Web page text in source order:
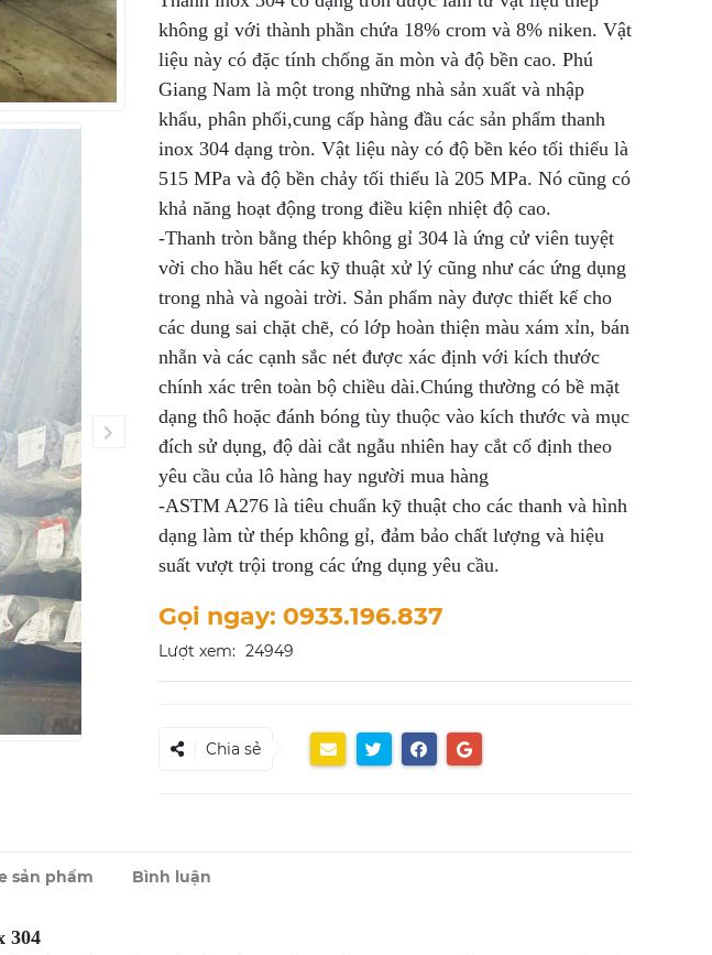
không gỉ với thành phần chứa 18% crom và 8% niken. Vật
liệu này có đặc tính chống ăn mòn và độ bền cao. Phú
Giang Nam là một trong những nhà sản xuất và nhập
khẩu, phân phối,cung cấp hàng đầu các sản phẩm thanh
inox 304 dạng tròn. Vật liệu này có độ bền kéo tối thiểu là
515 MPa và độ bền chảy tối thiểu là 205 MPa. Nó cũng có
khả năng hoạt động trong điều kiện nhiệt độ cao.
-Thanh tròn bằng thép không gỉ 304 là ứng cử viên tuyệt
vời cho hầu hết các kỹ thuật xử lý cũng như các ứng dụng
trong nhà và ngoài trời. Sản phẩm này được thiết kế cho
các dung sai chặt chẽ, có lớp hoàn thiện màu xám xỉn, bán
nhẵn và các cạnh sắc nét được xác định với kích thước
chính xác trên toàn bộ chiều dài.Chúng thường có bề mặt
dạng thô hoặc đánh bóng tùy thuộc vào kích thước và mục
đích sử dụng, độ dài cắt ngẫu nhiên hay cắt cố định theo
yêu cầu của lô hàng hay người mua hàng
-ASTM A276 là tiêu chuẩn kỹ thuật cho các thanh và hình
dạng làm từ thép không gỉ, đảm bảo chất lượng và hiệu
suất vượt trội trong các ứng dụng yêu cầu.
Gọi ngay: 0933.196.837
Lượt xem: 24949
Chia sẻ
sản phẩm Bình luận
304